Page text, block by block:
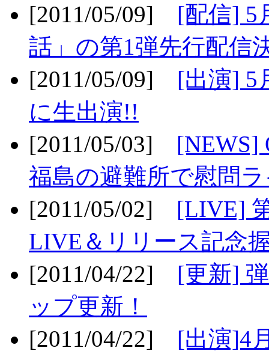
[2011/05/09] [配信] 5
話」の第1弾先行配信
[2011/05/09] [出演] 5
に生出演!!
[2011/05/03] [NEWS]
福島の避難所で慰問
[2011/05/02] [LIVE]
LIVE＆リリース記念
[2011/04/22] [更新]
ップ更新！
[2011/04/22] [出演]4